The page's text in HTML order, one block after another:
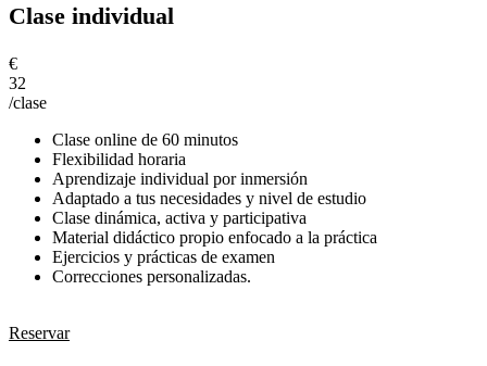
Clase individual
€
32
/clase
Clase online de 60 minutos
Flexibilidad horaria
Aprendizaje individual por inmersión
Adaptado a tus necesidades y nivel de estudio
Clase dinámica, activa y participativa
Material didáctico propio enfocado a la práctica
Ejercicios y prácticas de examen
Correcciones personalizadas.
Reservar